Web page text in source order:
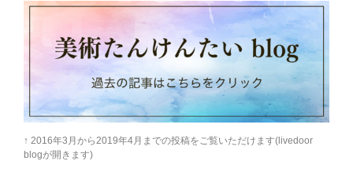
↑ 2016年3月から2019年4月までの投稿をご覧いただけます(livedoor
blogが開きます)